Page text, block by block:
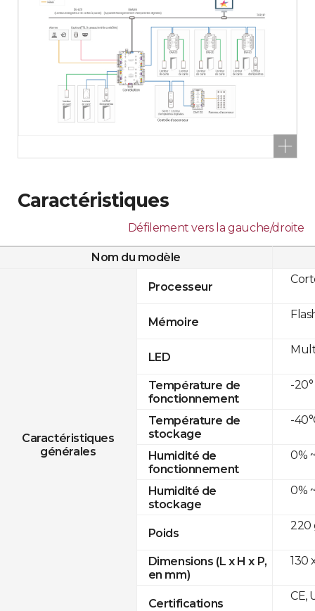
Caractéristiques
Défilement vers la gauche/droite
Nom du modèle
Caractéristiques
générales
Processeur
Mémoire
LED
Température de
fonctionnement
Température de
stockage
Humidité de
fonctionnement
Humidité de
stockage
Poids
Dimensions (L x H x P,
en mm)
Certifications
-20°
-
0%
0%
220
130
CE,